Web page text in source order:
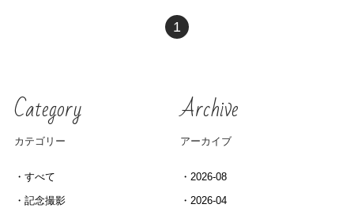
1
Category
カテゴリー
すべて
記念撮影
Archive
アーカイブ
2026-08
2026-04